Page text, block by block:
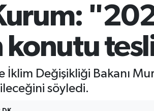
İklim Değişikliği Bakanı
söyledi.